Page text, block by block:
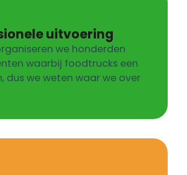
uitvoering
we honderden
waarbij foodtrucks een
dus we weten waar we over